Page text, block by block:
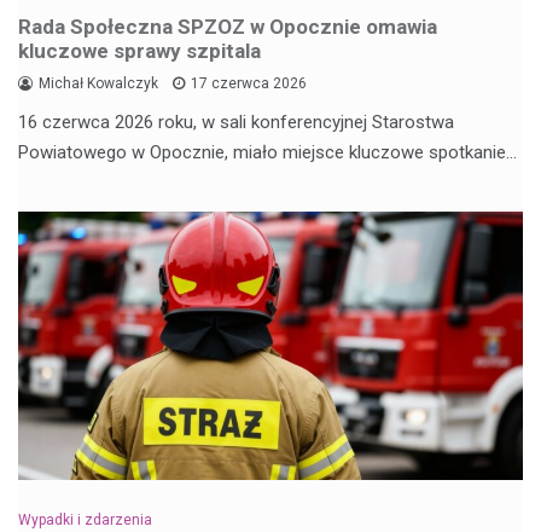
Rada Społeczna SPZOZ w Opocznie omawia
kluczowe sprawy szpitala
Michał Kowalczyk 17 czerwca 2026
16 czerwca 2026 roku, w sali konferencyjnej Starostwa
Powiatowego w Opocznie, miało miejsce kluczowe spotkanie…
Wypadki i zdarzenia